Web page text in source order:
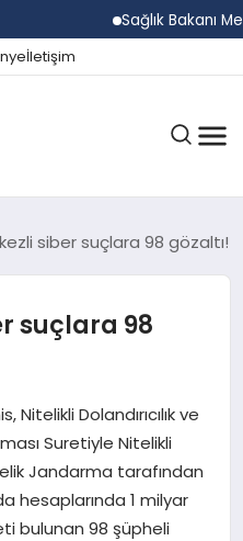
Sağlık Bakanı
İletişim
siber suçlara 98 gözaltı!
suçlara 98
Nitelikli Dolandırıcılık ve
Suretiyle Nitelikli
Jandarma tarafından
hesaplarında 1 milyar
bulunan 98 şüpheli